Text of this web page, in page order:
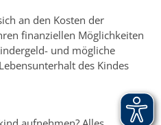
an den Kosten der
finanziellen Möglichkeiten
und mögliche
des Kindes